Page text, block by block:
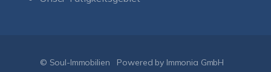
© Soul-Immobilien Powered by Immonia GmbH100
%